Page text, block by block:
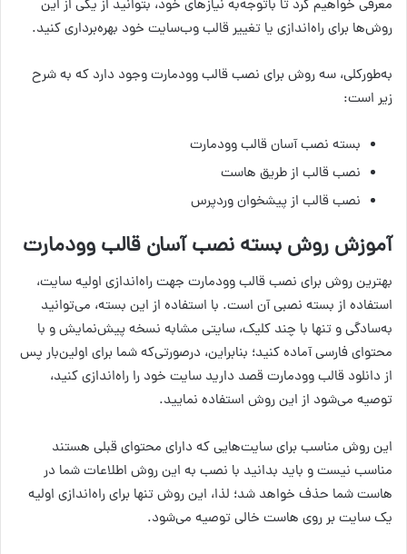
معرفی خواهیم کرد تا باتوجه‌به نیازهای خود، بتوانید از یکی از این
روش‌ها برای راه‌اندازی یا تغییر قالب وب‌سایت خود بهره‌برداری کنید.
به‌طورکلی، سه روش برای نصب قالب وودمارت وجود دارد که به شرح
زیر است:
بسته نصب آسان قالب وودمارت
نصب قالب از طریق هاست
نصب قالب از پیشخوان وردپرس
آموزش روش بسته نصب آسان قالب وودمارت
بهترین روش برای نصب قالب وودمارت جهت راه‌اندازی اولیه سایت،
استفاده از بسته نصبی آن است. با استفاده از این بسته، می‌توانید
به‌سادگی و تنها با چند کلیک، سایتی مشابه نسخه پیش‌نمایش و با
محتوای فارسی آماده کنید؛ بنابراین، درصورتی‌که شما برای اولین‌بار پس
از دانلود قالب وودمارت قصد دارید سایت خود را راه‌اندازی کنید،
توصیه می‌شود از این روش استفاده نمایید.
این روش مناسب برای سایت‌هایی که دارای محتوای قبلی هستند
مناسب نیست و باید بدانید با نصب به این روش اطلاعات شما در
هاست شما حذف خواهد شد؛ لذا، این روش تنها برای راه‌اندازی اولیه
یک سایت بر روی هاست خالی توصیه می‌شود.